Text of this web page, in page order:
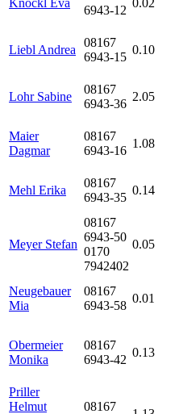
Knöckl Eva
6943-12
0.02
Liebl Andrea
08167
6943-15
0.10
Lohr Sabine
08167
6943-36
2.05
Maier
Dagmar
08167
6943-16
1.08
Mehl Erika
08167
6943-35
0.14
Meyer Stefan
08167
6943-50
0170
7942402
0.05
Neugebauer
Mia
08167
6943-58
0.01
Obermeier
Monika
08167
6943-42
0.13
Priller
Helmut
08167